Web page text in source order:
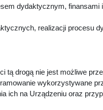
dydaktycznym,
realizacji procesu
drogą nie jest możliwe
wykorzystywane
ich na Urządzeniu oraz